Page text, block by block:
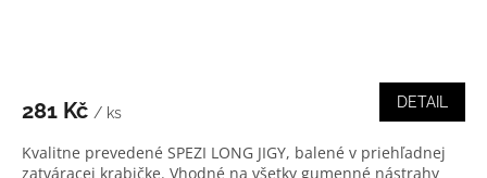
281 Kč / ks
DETAIL
Kvalitne prevedené SPEZI LONG JIGY, balené v priehľadnej
zatváracej krabičke. Vhodné na všetky gumenné nástrahy